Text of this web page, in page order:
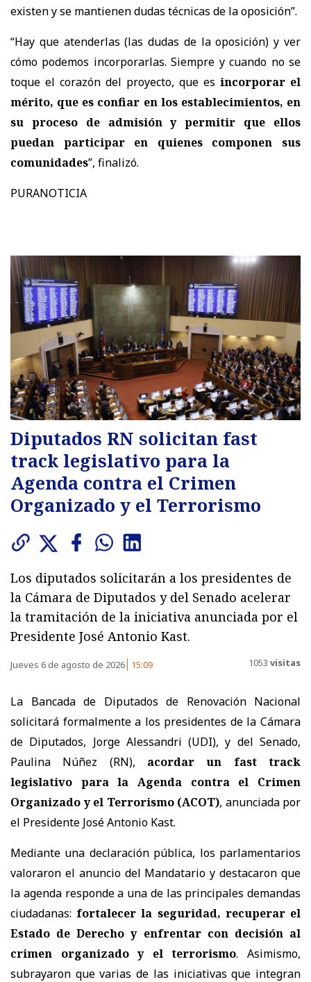
existen y se mantienen dudas técnicas de la oposición”.
“Hay que atenderlas (las dudas de la oposición) y ver
cómo podemos incorporarlas. Siempre y cuando no se
toque el corazón del proyecto, que es incorporar el
mérito, que es confiar en los establecimientos, en
su proceso de admisión y permitir que ellos
puedan participar en quienes componen sus
comunidades”, finalizó.
PURANOTICIA
Diputados RN solicitan fast
track legislativo para la
Agenda contra el Crimen
Organizado y el Terrorismo
Los diputados solicitarán a los presidentes de
la Cámara de Diputados y del Senado acelerar
la tramitación de la iniciativa anunciada por el
Presidente José Antonio Kast.
Jueves 6 de agosto de 2026 15:09 1053 visitas
La Bancada de Diputados de Renovación Nacional
solicitará formalmente a los presidentes de la Cámara
de Diputados, Jorge Alessandri (UDI), y del Senado,
Paulina Núñez (RN), acordar un fast track
legislativo para la Agenda contra el Crimen
Organizado y el Terrorismo (ACOT), anunciada por
el Presidente José Antonio Kast.
Mediante una declaración pública, los parlamentarios
valoraron el anuncio del Mandatario y destacaron que
la agenda responde a una de las principales demandas
ciudadanas: fortalecer la seguridad, recuperar el
Estado de Derecho y enfrentar con decisión al
crimen organizado y el terrorismo. Asimismo,
subrayaron que varias de las iniciativas que integran